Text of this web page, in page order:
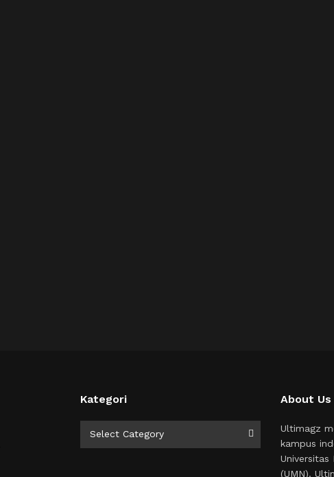
Kategori
Select Category
About Us
Ultimagz
kampus
Universitas
(UMN).